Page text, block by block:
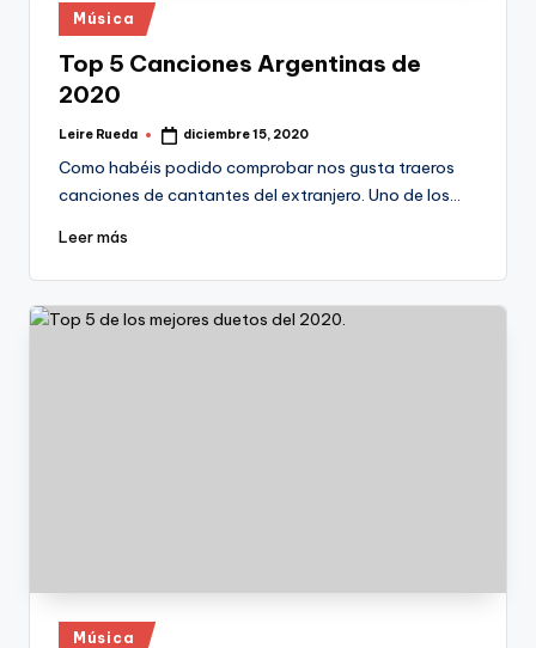
Publicado
en
Música
Top 5 Canciones Argentinas de
2020
Publicado
Leire Rueda diciembre 15, 2020
Como habéis podido comprobar nos gusta traeros
canciones de cantantes del extranjero. Uno de los…
Leer más
Publicado
Música